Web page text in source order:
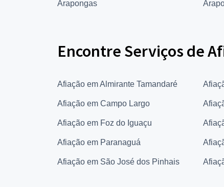
Arapongas
Encontre Serviços de
Afiação em Almirante Tamandaré
Afiação em Campo Largo
Afiação em Foz do Iguaçu
Afiação em Paranaguá
Afiação em São José dos Pinhais